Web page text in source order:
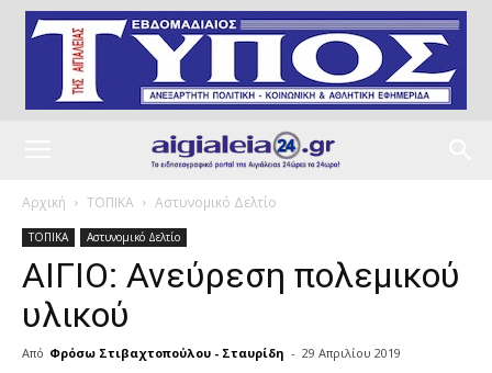
Αρχική ΤΟΠΙΚΑ Αστυνομικό Δελτίο
ΤΟΠΙΚΑ Αστυνομικό Δελτίο
ΑΙΓΙΟ: Ανεύρεση πολεμικού
υλικού
Από Φρόσω Στιβαχτοπούλου - Σταυρίδη - 29 Απριλίου 2019